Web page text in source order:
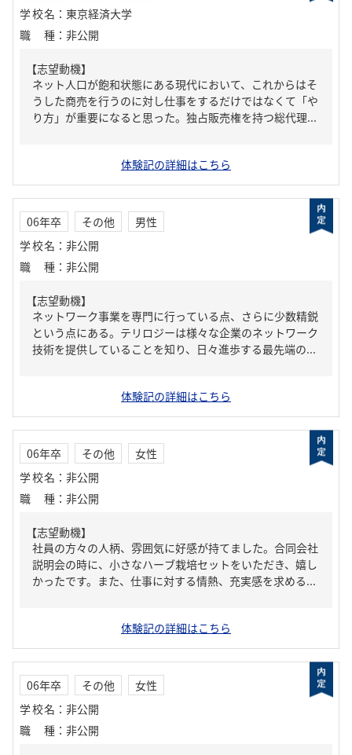
学校名 ： 東京経済大学
職種 ： 非公開
【志望動機】
ネット人口が飽和状態にある現代において、これからはそ
うした商売を行うのに対し仕事をするだけではなくて「や
り方」が重要になると思った。独占販売権を持つ総代理...
体験記の詳細はこちら
06年卒 その他
男性
学校名 ： 非公開
職種 ： 非公開
【志望動機】
ネットワーク事業を専門に行っている点、さらに少数精鋭
という点にある。テリロジーは様々な企業のネットワーク
技術を提供していることを知り、日々進歩する最先端の...
体験記の詳細はこちら
06年卒 その他
女性
学校名 ： 非公開
職種 ： 非公開
【志望動機】
社員の方々の人柄、雰囲気に好感が持てました。合同会社
説明会の時に、小さなハーブ栽培セットをいただき、嬉し
かったです。また、仕事に対する情熱、充実感を求める...
体験記の詳細はこちら
06年卒 その他
女性
学校名 ： 非公開
職種 ： 非公開